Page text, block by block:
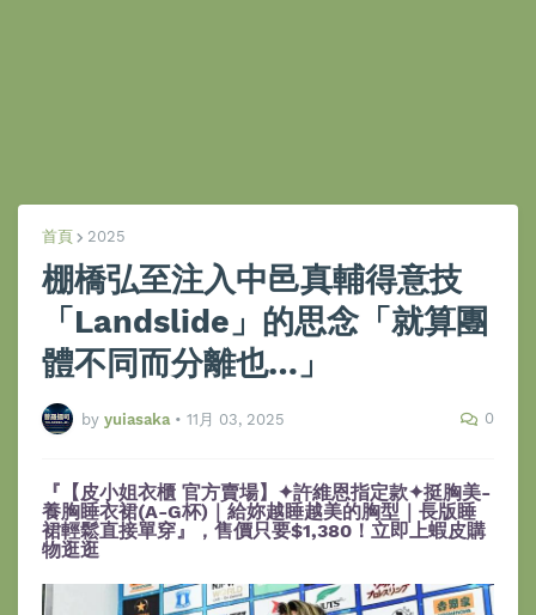
首頁 2025
棚橋弘至注入中邑真輔得意技
「Landslide」的思念「就算團
體不同而分離也…」
by yuiasaka • 11月 03, 2025 0
『【皮小姐衣櫃 官方賣場】✦許維恩指定款✦挺胸美-
養胸睡衣裙(A-G杯)｜給妳越睡越美的胸型｜長版睡
裙輕鬆直接單穿』，售價只要$1,380！立即上蝦皮購
物逛逛